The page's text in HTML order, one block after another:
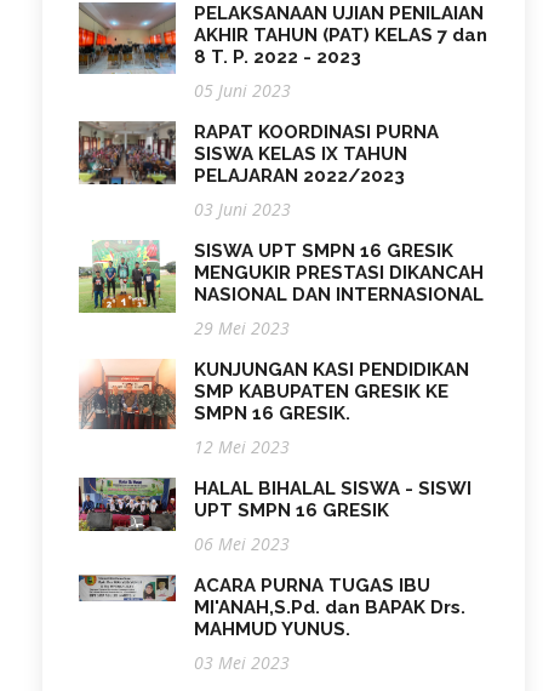
PELAKSANAAN UJIAN PENILAIAN
AKHIR TAHUN (PAT) KELAS 7 dan
8 T. P. 2022 - 2023
05 Juni 2023
RAPAT KOORDINASI PURNA
SISWA KELAS IX TAHUN
PELAJARAN 2022/2023
03 Juni 2023
SISWA UPT SMPN 16 GRESIK
MENGUKIR PRESTASI DIKANCAH
NASIONAL DAN INTERNASIONAL
29 Mei 2023
KUNJUNGAN KASI PENDIDIKAN
SMP KABUPATEN GRESIK KE
SMPN 16 GRESIK.
12 Mei 2023
HALAL BIHALAL SISWA - SISWI
UPT SMPN 16 GRESIK
06 Mei 2023
ACARA PURNA TUGAS IBU
MI'ANAH,S.Pd. dan BAPAK Drs.
MAHMUD YUNUS.
03 Mei 2023